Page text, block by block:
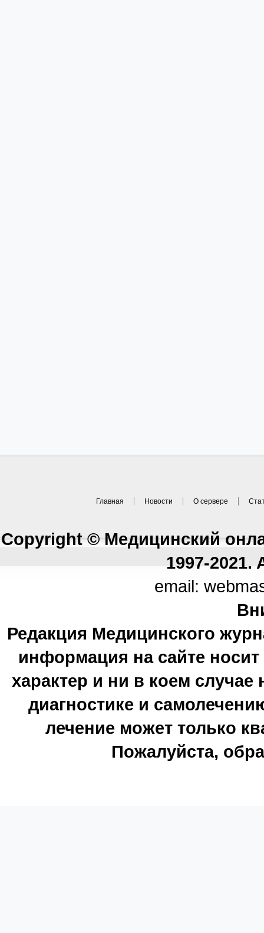
Главная Новости О сервере
Copyright © Медицинский
1997-2021.
email:
Редакция Медицинского
информация на сайте
характер и ни в коем
диагностике и
лечение может только
Пожалуйста,